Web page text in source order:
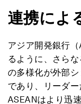
連携によ
アジア開発銀行
るように、さら
の多様化が外部シ
であり、リーダー
ASEANはより迅